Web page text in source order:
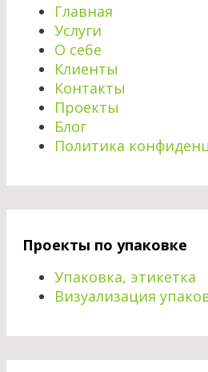
Главная
Услуги
О себе
Клиенты
Контакты
Проекты
Блог
Политика
Проекты по упаковке
Упаковка, этикетка
Визуализация